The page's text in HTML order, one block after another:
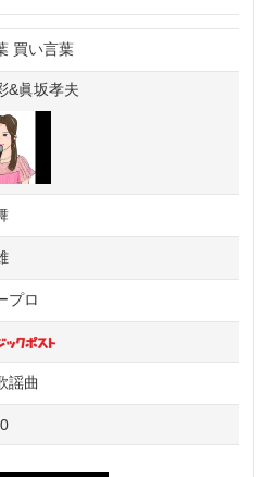
買い言葉
&眞坂孝夫
プロ
謡曲